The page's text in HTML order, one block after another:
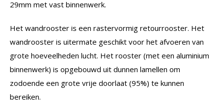
29mm met vast binnenwerk.
Het wandrooster is een rastervormig retourrooster. Het
wandrooster is uitermate geschikt voor het afvoeren van
grote hoeveelheden lucht. Het rooster (met een aluminium
binnenwerk) is opgebouwd uit dunnen lamellen om
zodoende een grote vrije doorlaat (95%) te kunnen
bereiken.